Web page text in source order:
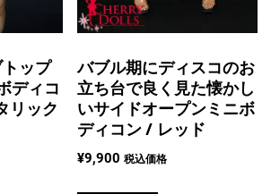
ップ
ディコ
リック
バブル期にディスコのお
立ち台で良く見た懐かし
いサイドオープンミニボ
ディコン / レッド
¥9,900 税込価格